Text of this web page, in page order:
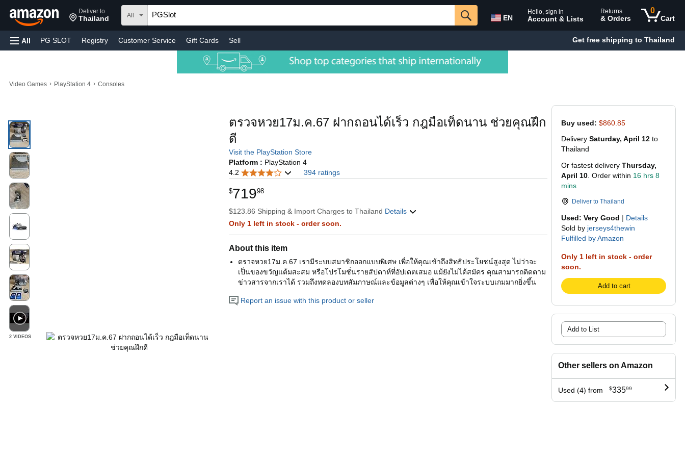
Deliver to
Thailand All EN
Hello, sign in
Account & Lists
Returns
& Orders
0
Cart
All PG SLOT Registry Customer Service Gift Cards Sell Get free shipping to Thailand
Video Games › PlayStation 4 › Consoles
Buy used: $860.85
Delivery Saturday, April 12 to
Thailand
Or fastest delivery Thursday,
April 10 . Order within 16 hrs 8
mins
Deliver to Thailand
Used: Very Good | Details
Sold by jerseys4thewin
Fulfilled by Amazon
Only 1 left in stock - order
soon.
Add to cart
Add to List
Other sellers on Amazon
Used (4) from $33599
2 VIDEOS
ตรวจหวย17ม.ค.67 ฝากถอนได้เร็ว กฎมือเท็ดนาน ช่วยคุณฝึก
ดี
Visit the PlayStation Store
Platform : PlayStation 4
4.2
394 ratings
$71998
$123.86 Shipping & Import Charges to Thailand Details
Only 1 left in stock - order soon.
About this item
ตรวจหวย17ม.ค.67 เรามีระบบสมาชิกออกแบบพิเศษ เพื่อให้คุณเข้าถึงสิทธิประโยชน์สูงสุด ไม่ว่าจะ
เป็นของขวัญแต้มสะสม หรือโปรโมชั่นรายสัปดาห์ที่อัปเดตเสมอ แม้ยังไม่ได้สมัคร คุณสามารถติดตาม
ข่าวสารจากเราได้ รวมถึงทดลองบทสัมภาษณ์และข้อมูลต่างๆ เพื่อให้คุณเข้าใจระบบเกมมากยิ่งขึ้น
Report an issue with this product or seller